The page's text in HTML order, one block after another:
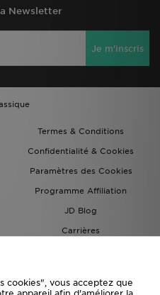
Newsletter
Je m'inscris
Termes & Conditions
Confidentialité & Cookies
Paramètres des Cookies
Programme Affiliation
JD Blog
Carrières
cookies", vous acceptez que